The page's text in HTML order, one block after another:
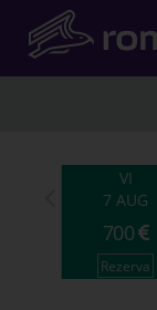
VI
7 AUG
700
Rezerva